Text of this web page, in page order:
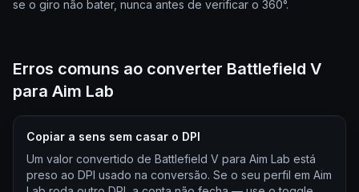
se o giro não bater, nunca antes de verificar o 360°.
Erros comuns ao converter Battlefield V
para Aim Lab
Copiar a sens sem casar o DPI
Um valor convertido de Battlefield V para Aim Lab está
preso ao DPI usado na conversão. Se o seu perfil em Aim